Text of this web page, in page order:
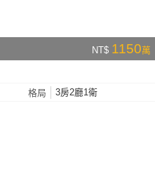
NT$ 1150萬
格局 3房2廳1衛